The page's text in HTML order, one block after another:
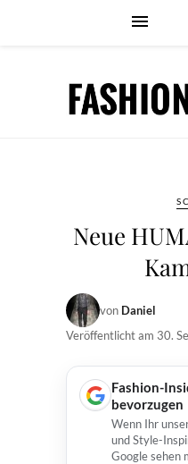
Neue
von Daniel
Veröffentlicht am 30.
Fashion-
bevorzugen
Wenn Ihr
und Style-
Google sehen